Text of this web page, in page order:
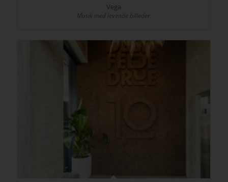
Vega
Musik med levende billeder